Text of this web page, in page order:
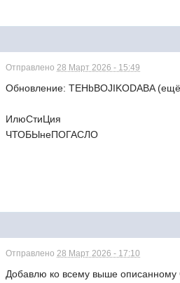
Отправлено28 Март 2026 - 15:49
Обновление: TEHbBOJIKODABA
ИлюСтиЦия
ЧТОБЫнеПОГАСЛО
Отправлено28 Март 2026 - 17:10
Добавлю ко всему выше описанному